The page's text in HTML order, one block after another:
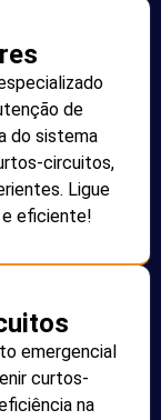
de
do sistema
circuitos,
Ligue
e eficiente!
emergencial
curtos-
na